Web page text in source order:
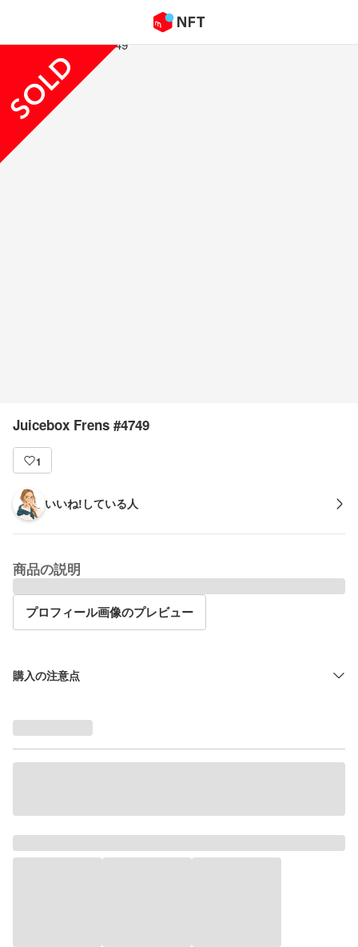
Juicebox Frens #4749
1
いいね!している人
商品の説明
プロフィール画像のプレビュー
購入の注意点